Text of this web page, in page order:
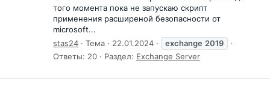
того момента пока не запускаю скрипт
применения расширеной безопасности от
microsoft...
stas24
Тема 22.01.2024 exchange 2019
Ответы: 20
Раздел: Exchange Server